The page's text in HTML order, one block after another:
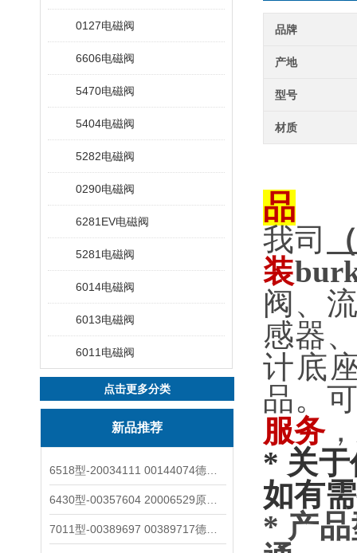
0127电磁阀
6606电磁阀
5470电磁阀
5404电磁阀
5282电磁阀
0290电磁阀
6281EV电磁阀
5281电磁阀
6014电磁阀
6013电磁阀
6011电磁阀
点击更多分类
新品推荐
品牌
产地
型号
材质
品
我司
装
阀、
感器
计底
品。
服务
* 关
如有
* 产